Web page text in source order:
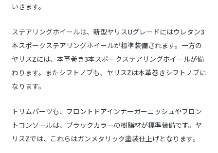
いきます。
ステアリングホイールは、新型ヤリスUグレードにはウレタン3
本スポークステアリングホイールが標準装備されます。一方の
ヤリスZには、本革巻き3本スポークステアリングホイールが備
わります。またシフトノブも、ヤリスZは本革巻きシフトノブに
なります。
トリムパーツも、フロントドアインナーガーニッシュやフロン
トコンソールは、ブラックカラーの樹脂材が標準装備です。ヤ
リスZでは、これらはガンメタリック塗装仕上げとなります。